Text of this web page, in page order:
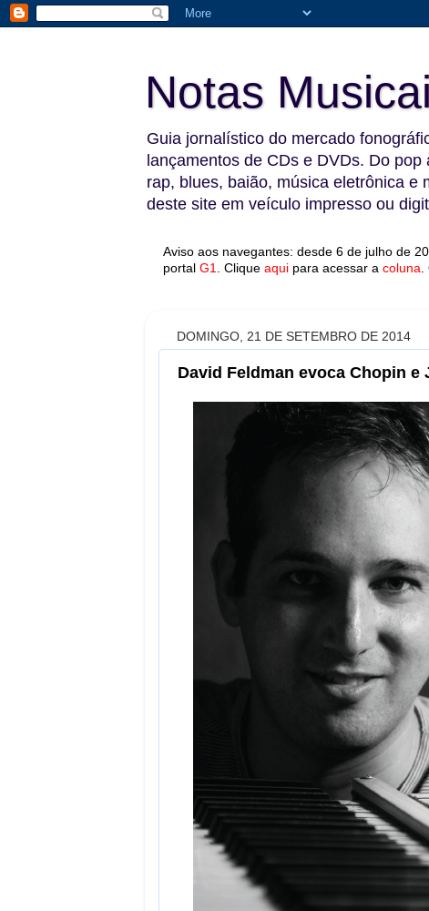
Notas
Guia jornalístico do mercado
lançamentos de CDs e DVDs. Do
rap, blues, baião, música eletrônica e
deste site em veículo impresso ou
Aviso aos navegantes: desde 6 de julho de
portal G1 Clique aqui para acessar a coluna
DOMINGO, 21 DE SETEMBRO DE 2014
David Feldman evoca Chopin